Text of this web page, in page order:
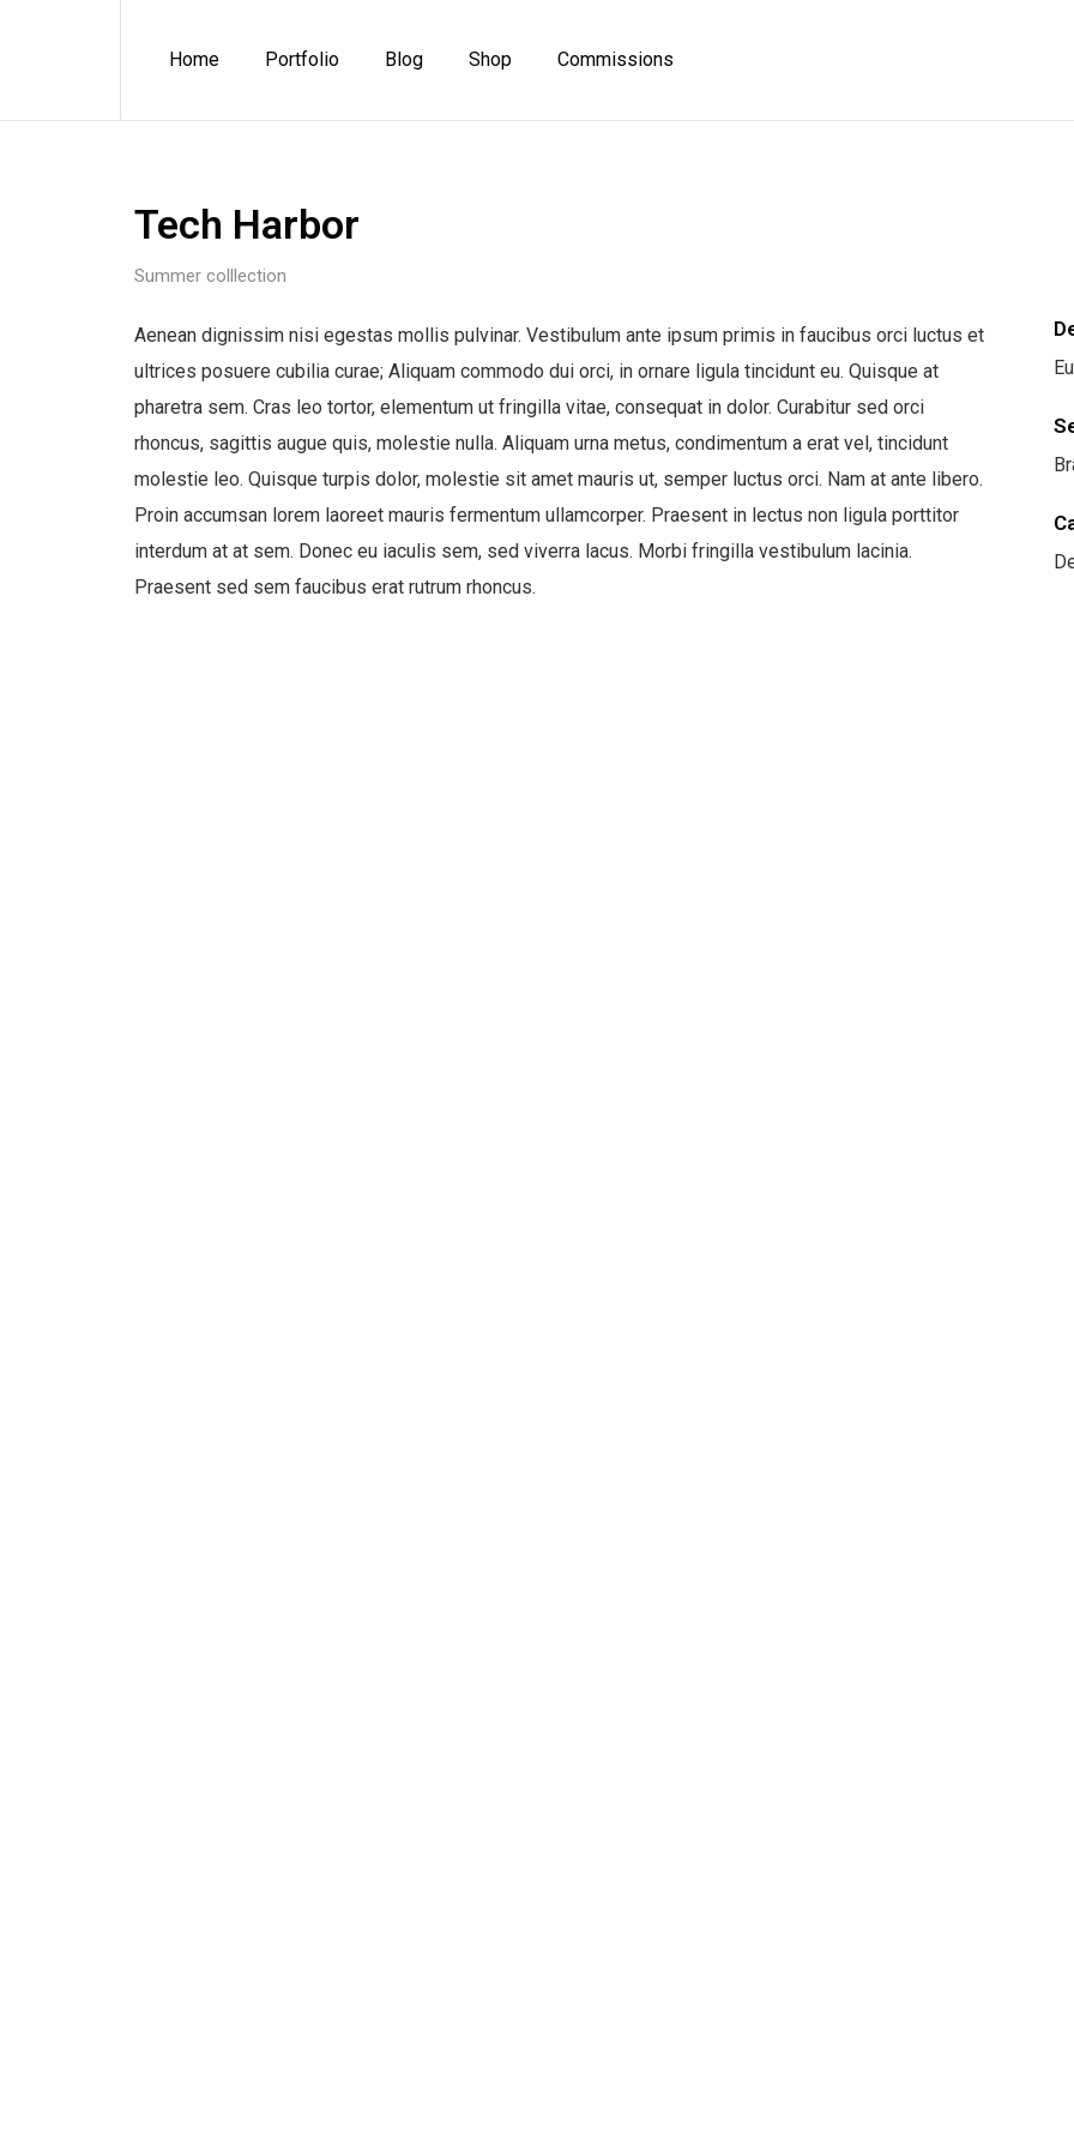
Home Portfolio Blog Shop Commissions
Tech Harbor
Summer colllection
Aenean dignissim nisi egestas mollis pulvinar. Vestibulum ante ipsum primis in faucibus orci luctus et
ultrices posuere cubilia curae; Aliquam commodo dui orci, in ornare ligula tincidunt eu. Quisque at
pharetra sem. Cras leo tortor, elementum ut fringilla vitae, consequat in dolor. Curabitur sed orci
rhoncus, sagittis augue quis, molestie nulla. Aliquam urna metus, condimentum a erat vel, tincidunt
molestie leo. Quisque turpis dolor, molestie sit amet mauris ut, semper luctus orci. Nam at ante libero.
Proin accumsan lorem laoreet mauris fermentum ullamcorper. Praesent in lectus non ligula porttitor
interdum at at sem. Donec eu iaculis sem, sed viverra lacus. Morbi fringilla vestibulum lacinia.
Praesent sed sem faucibus erat rutrum rhoncus.